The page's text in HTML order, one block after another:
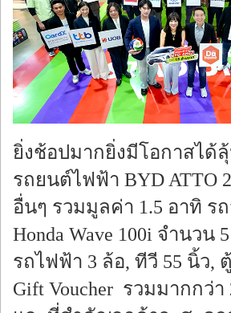
ยิ่งช้อปมากยิ่งมีโอกาสได้
รถยนต์ไฟฟ้า BYD ATTO
อื่นๆ รวมมูลค่า 1.5 อาทิ ร
Honda Wave 100i จำนวน
รถไฟฟ้า 3 ล้อ, ทีวี 55 นิ้ว,
Gift Voucher รวมมากกว่า